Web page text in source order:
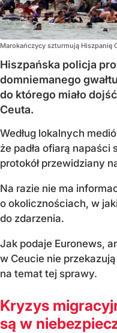
Marokańczycy szturmują Hiszpanię
Hiszpańska policja
domniemanego
do którego miało
Ceuta.
Według lokalnych
że padła ofiarą napaści
protokół przewidziany
Na razie nie ma
o okolicznościach, w
do zdarzenia.
Jak podaje Euronews,
w Ceucie nie
na temat tej sprawy.
Kryzys
są w